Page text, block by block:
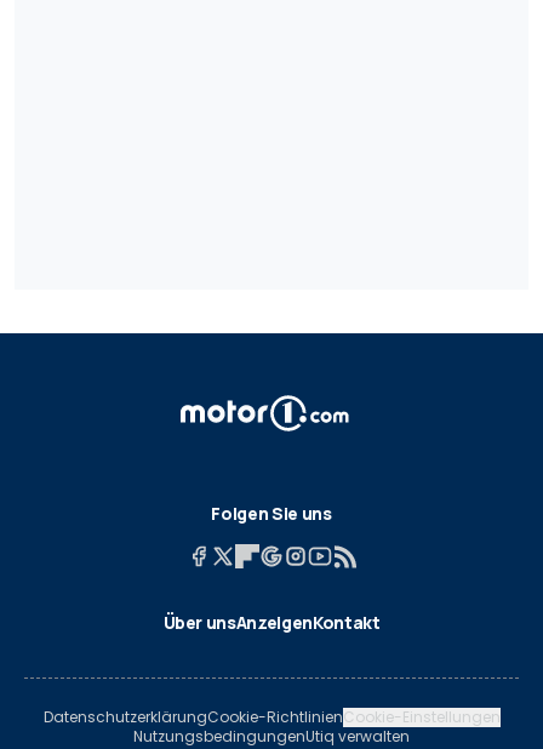
Folgen Sie uns
Über unsAnzeigenKontakt
DatenschutzerklärungCookie-RichtlinienCookie-Einstellungen
NutzungsbedingungenUtiq verwalten